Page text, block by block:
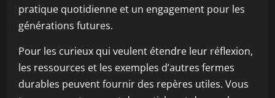
pratique quotidienne et un engagement pour les
générations futures.
Pour les curieux qui veulent étendre leur réflexion,
les ressources et les exemples d’autres fermes
durables peuvent fournir des repères utiles. Vous